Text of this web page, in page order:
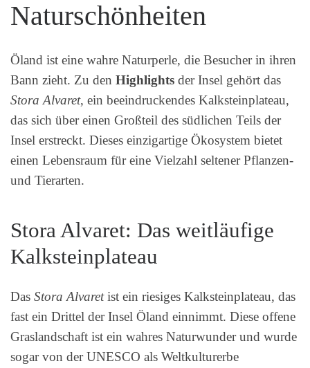
Naturschönheiten
Öland ist eine wahre Naturperle, die Besucher in ihren
Bann zieht. Zu den Highlights der Insel gehört das
Stora Alvaret, ein beeindruckendes Kalksteinplateau,
das sich über einen Großteil des südlichen Teils der
Insel erstreckt. Dieses einzigartige Ökosystem bietet
einen Lebensraum für eine Vielzahl seltener Pflanzen-
und Tierarten.
Stora Alvaret: Das weitläufige
Kalksteinplateau
Das Stora Alvaretist ein riesiges Kalksteinplateau, das
fast ein Drittel der Insel Öland einnimmt. Diese offene
Graslandschaft ist ein wahres Naturwunder und wurde
sogar von der UNESCO als Weltkulturerbe